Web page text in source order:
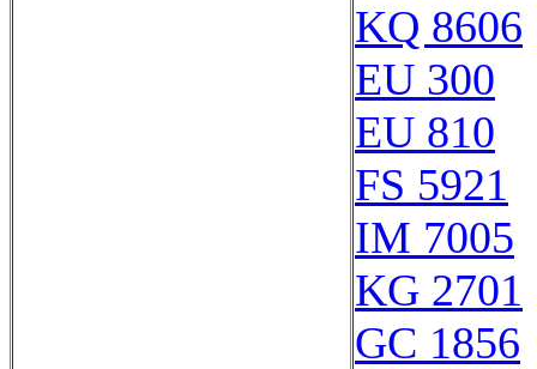
KQ 8606
EU 300
EU 810
FS 5921
IM 7005
KG 2701
GC 1856